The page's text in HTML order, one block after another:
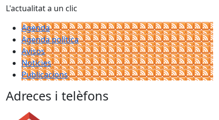
L'actualitat a un clic
Agenda
Agenda política
Avisos
Notícies
Publicacions
Adreces i telèfons